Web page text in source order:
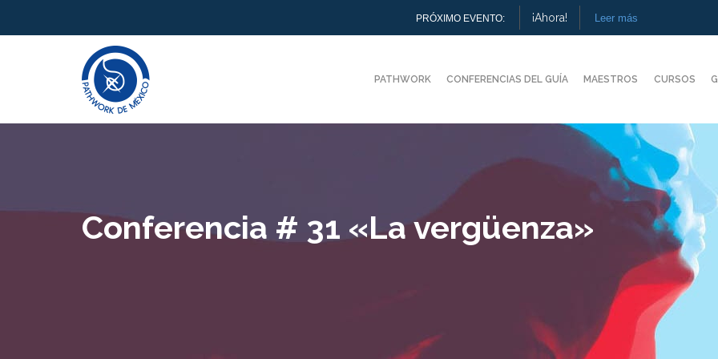
PRÓXIMO EVENTO: ¡Ahora! Leer más
PATHWORK CONFERENCIAS DEL GUÍA MAESTROS CURSOS
Conferencia # 31 «La vergüenza»